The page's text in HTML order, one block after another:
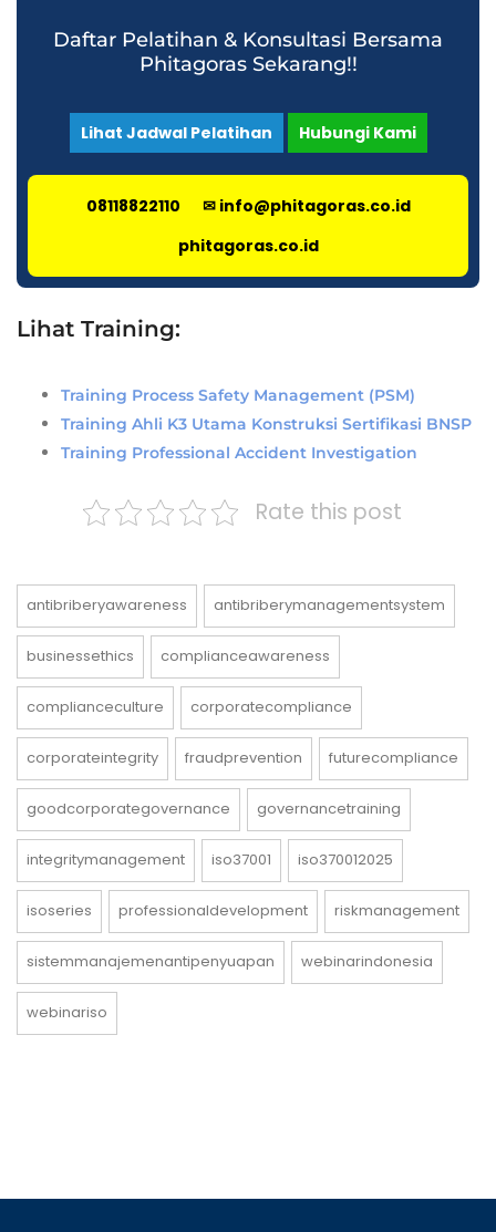
Daftar Pelatihan & Konsultasi Bersama
Phitagoras Sekarang!!
Lihat Jadwal Pelatihan Hubungi Kami
08118822110
✉ info@phitagoras.co.id
phitagoras.co.id
Lihat Training:
Training Process Safety Management (PSM)
Training Ahli K3 Utama Konstruksi Sertifikasi BNSP
Training Professional Accident Investigation
Rate this post
antibriberyawareness antibriberymanagementsystem
businessethics complianceawareness
complianceculture corporatecompliance
corporateintegrity fraudprevention futurecompliance
goodcorporategovernance governancetraining
integritymanagement iso37001 iso370012025
isoseries professionaldevelopment riskmanagement
sistemmanajemenantipenyuapan webinarindonesia
webinariso